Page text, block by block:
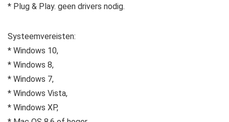
* Plug & Play. geen drivers nodig.
Systeemvereisten:
* Windows 10,
* Windows 8,
* Windows 7,
* Windows Vista,
* Windows XP,